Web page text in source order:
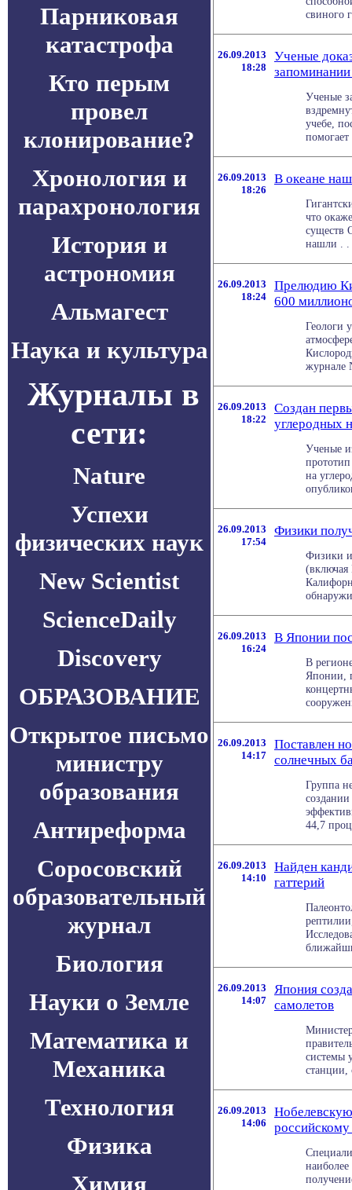
Парниковая
катастрофа
Кто перым
провел
клонирование?
Хронология и
парахронология
История и
астрономия
Альмагест
Наука и культура
Журналы в
сети:
Nature
Успехи
физических наук
New Scientist
ScienceDaily
Discovery
ОБРАЗОВАНИЕ
Открытое письмо
министру
образования
Антиреформа
Соросовский
образовательный
журнал
Биология
Науки о Земле
Математика и
Механика
Технология
Физика
Химия
свиного
26.09.2013
18:28
Ученые
Ученые
учебе,
26.09.2013
18:26
В океане
что
существ
нашли . .
26.09.2013
18:24
Прелюдию
600
Геологи
журнале
26.09.2013
18:22
Создан
углеродных
Ученые
на
26.09.2013
17:54
Физики
Физики
(включая
26.09.2013
16:24
В Японии
В
Японии,
26.09.2013
14:17
Поставлен
солнечных
Группа
44,7
26.09.2013
14:10
Найден
гаттерий
26.09.2013
14:07
Япония
самолетов
системы
станции,
26.09.2013
14:06